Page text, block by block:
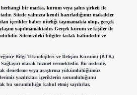
bir marka, kurum veya şahıs şirketi ile
Sitede yalnızca kendi hazırladığımız makaleler
içerikler haber niteliği taşımamakta olup, gerçek
yapılmamaktadır. Gerçek kurum ve kişiler ile
Sitemizdeki bilgiler taslak halindedir ve
Bilgi Teknolojileri ve İletişim Kurumu (BTK)
olarak hizmet vermektedir. Bu nedenle,
denetleme veya araştırma yükümlülüğümüz
yazdıkları içeriklerin sorumluluğunu
bu sorumluluğu kabul etmiş sayılırlar.